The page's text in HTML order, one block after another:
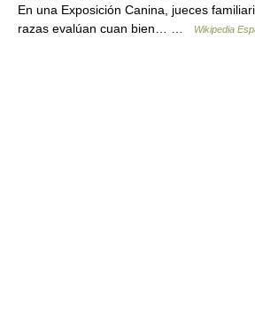
En una Exposición Canina, jueces
razas evalúan cuan bien… …
Wikipedia